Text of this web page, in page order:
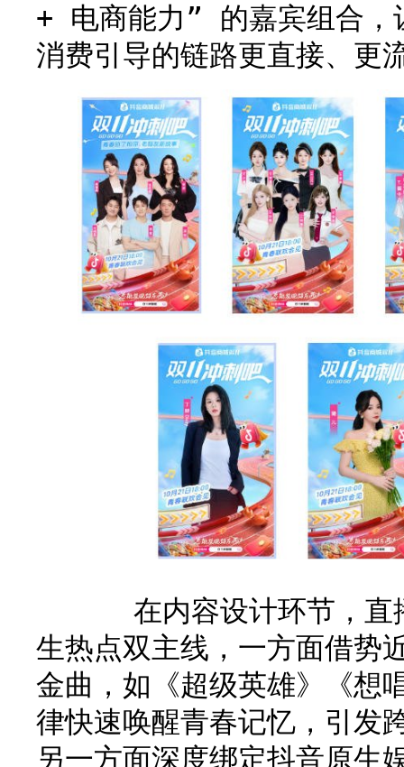
+ 电商能力” 的嘉宾组合，
消费引导的链路更直接、更
在内容设计环节，直
生热点双主线，一方面借势
金曲，如《超级英雄》《想
律快速唤醒青春记忆，引发
另一方面深度绑定抖音原生